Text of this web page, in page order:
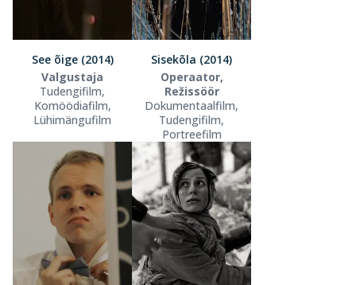
See õige (2014)
Valgustaja
Tudengifilm,
Komöödiafilm,
Lühimängufilm
Sisekõla (2014)
Operaator,
Režissöör
Dokumentaalfilm,
Tudengifilm,
Portreefilm